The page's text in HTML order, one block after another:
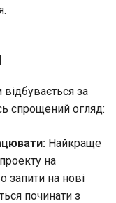
за
спрощений огляд:
Найкраще
на
запити на нові
починати з